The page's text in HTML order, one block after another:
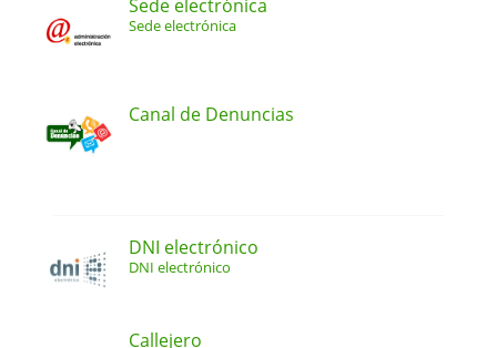
Sede electrónica
Sede electrónica
Canal de Denuncias
DNI electrónico
DNI electrónico
Callejero